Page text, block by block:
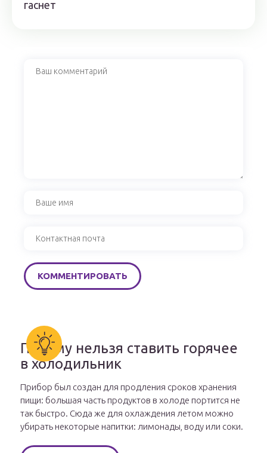
гаснет
Почему нельзя ставить горячее
в холодильник
Прибор был создан для продления сроков хранения
пищи: большая часть продуктов в холоде портится не
так быстро. Сюда же для охлаждения летом можно
убирать некоторые напитки: лимонады, воду или соки.